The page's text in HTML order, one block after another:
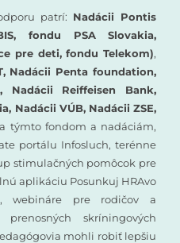
patrí: Nadácii Pontis
fondu PSA Slovakia,
pre deti, fondu Telekom),
Nadácii Penta foundation,
Nadácii Reiffeisen Bank,
Nadácii VÚB, Nadácii ZSE,
týmto fondom a nadáciám,
portálu Infosluch, terénne
stimulačných pomôcok pre
aplikáciu Posunkuj HRAvo
webináre pre rodičov a
skríningových
mohli robiť lepšiu